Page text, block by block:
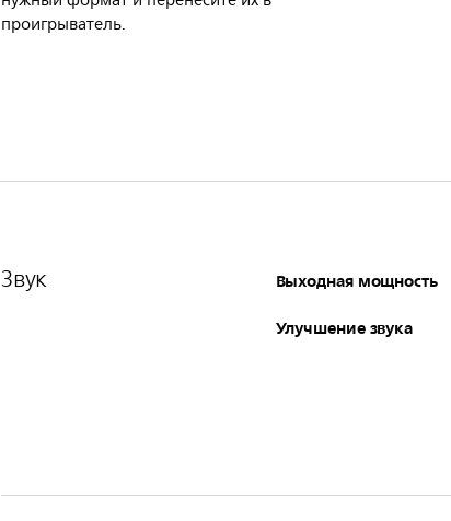
проигрыватель.
Звук Выходная мощность
Улучшение звука